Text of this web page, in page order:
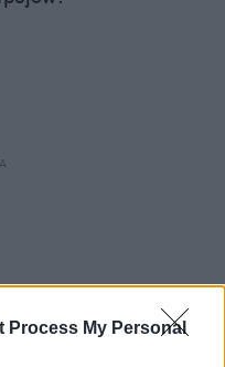
Process My Personal